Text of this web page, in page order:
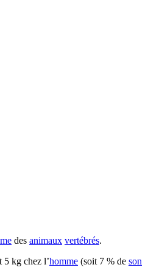
des animaux vertébrés.
5 kg chez l’homme (soit 7 % de son